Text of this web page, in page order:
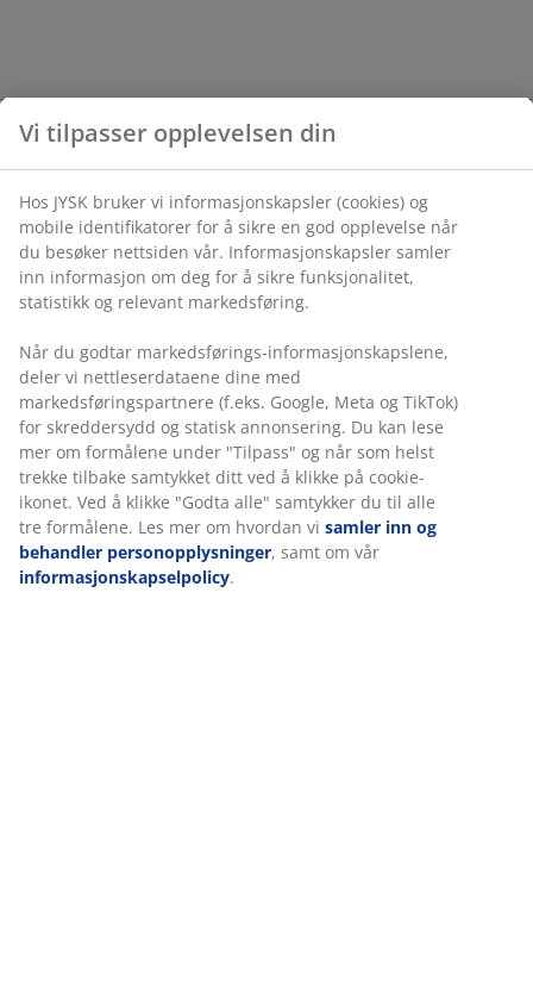
Vi tilpasser opplevelsen din
Hos JYSK bruker vi informasjonskapsler (cookies) og
mobile identifikatorer for å sikre en god opplevelse når
du besøker nettsiden vår. Informasjonskapsler samler
inn informasjon om deg for å sikre funksjonalitet,
statistikk og relevant markedsføring.
Når du godtar markedsførings-informasjonskapslene,
deler vi nettleserdataene dine med
markedsføringspartnere (f.eks. Google, Meta og TikTok)
for skreddersydd og statisk annonsering. Du kan lese
mer om formålene under "Tilpass" og når som helst
trekke tilbake samtykket ditt ved å klikke på cookie-
ikonet. Ved å klikke "Godta alle" samtykker du til alle
tre formålene. Les mer om hvordan vi samler inn og
behandler personopplysninger, samt om vår
informasjonskapselpolicy.